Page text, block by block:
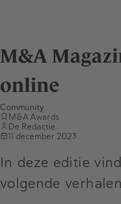
M&A
online
Community
M&A Awards
De Redactie
11 december 2023
In deze editie
volgende